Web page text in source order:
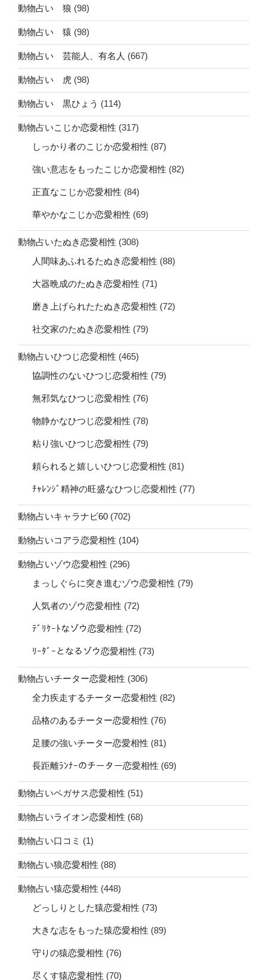
動物占い 狼 (98)
動物占い 猿 (98)
動物占い 芸能人、有名人 (667)
動物占い 虎 (98)
動物占い 黒ひょう (114)
動物占いこじか恋愛相性 (317)
しっかり者のこじか恋愛相性 (87)
強い意志をもったこじか恋愛相性 (82)
正直なこじか恋愛相性 (84)
華やかなこじか恋愛相性 (69)
動物占いたぬき恋愛相性 (308)
人間味あふれるたぬき恋愛相性 (88)
大器晩成のたぬき恋愛相性 (71)
磨き上げられたたぬき恋愛相性 (72)
社交家のたぬき恋愛相性 (79)
動物占いひつじ恋愛相性 (465)
協調性のないひつじ恋愛相性 (79)
無邪気なひつじ恋愛相性 (76)
物静かなひつじ恋愛相性 (78)
粘り強いひつじ恋愛相性 (79)
頼られると嬉しいひつじ恋愛相性 (81)
ﾁｬﾚﾝｼﾞ精神の旺盛なひつじ恋愛相性 (77)
動物占いキャラナビ60 (702)
動物占いコアラ恋愛相性 (104)
動物占いゾウ恋愛相性 (296)
まっしぐらに突き進むゾウ恋愛相性 (79)
人気者のゾウ恋愛相性 (72)
ﾃﾞﾘｹｰﾄなゾウ恋愛相性 (72)
ﾘｰﾀﾞｰとなるゾウ恋愛相性 (73)
動物占いチーター恋愛相性 (306)
全力疾走するチーター恋愛相性 (82)
品格のあるチーター恋愛相性 (76)
足腰の強いチーター恋愛相性 (81)
長距離ﾗﾝﾅｰのチーター恋愛相性 (69)
動物占いペガサス恋愛相性 (51)
動物占いライオン恋愛相性 (68)
動物占い口コミ (1)
動物占い狼恋愛相性 (88)
動物占い猿恋愛相性 (448)
どっしりとした猿恋愛相性 (73)
大きな志をもった猿恋愛相性 (89)
守りの猿恋愛相性 (76)
尽くす猿恋愛相性 (70)